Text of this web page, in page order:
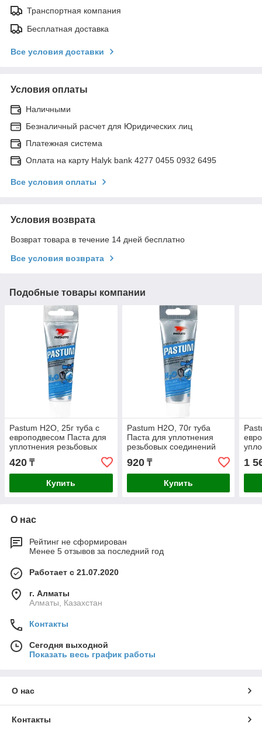
Транспортная компания
Бесплатная доставка
Все условия доставки
Условия оплаты
Наличными
Безналичный расчет для Юридических лиц
Платежная система
Оплата на карту Halyk bank 4277 0455 0932 6495
Все условия оплаты
Условия возврата
Возврат товара в течение 14 дней бесплатно
Все условия возврата
Подобные товары компании
Pastum H2O, 25г туба с
европодвесом Паста для
уплотнения резьбовых
соединений
сантехнического
оборудования
420 ₸
Купить
Pastum H2O, 70г туба
Паста для уплотнения
резьбовых соединений
сантехнического
оборудования
920₸
Купить
1
О нас
Рейтинг не сформирован
Менее 5 отзывов за последний год
Работает с 21.07.2020
г. Алматы
Алматы, Казахстан
Контакты
Сегодня выходной
Показать весь график работы
О нас
Контакты